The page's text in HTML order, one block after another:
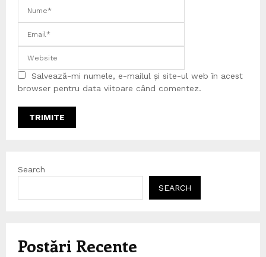
Salvează-mi numele, e-mailul și site-ul web în acest
browser pentru data viitoare când comentez.
Search
SEARCH
Postări Recente